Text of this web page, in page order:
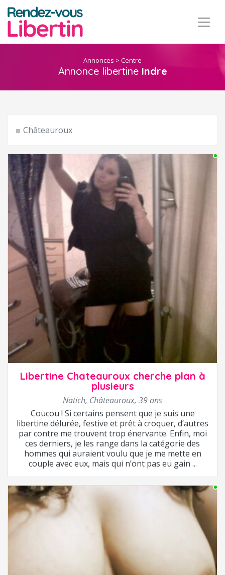
Annonces > Centre
Annonce libertineIndre
Châteauroux
Libertine Chateauroux cherche plan à
plusieurs
Natich, Châteauroux, 39 ans
Coucou ! Si certains pensent que je suis une
libertine délurée, festive et prêt à croquer, d’autres
par contre me trouvent trop énervante. Enfin, moi
ces derniers, je les range dans la catégorie des
hommes qui auraient voulu que je me mette en
couple avec eux, mais qui n’ont pas eu gain ...